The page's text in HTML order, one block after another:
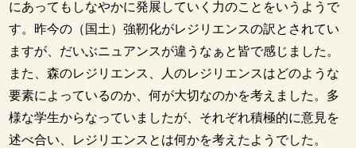
にあってもしなやかに発展していく力のことをいうようで
す。昨今の（国土）強靭化がレジリエンスの訳とされてい
ますが、だいぶニュアンスが違うなぁと皆で感じました。
また、森のレジリエンス、人のレジリエンスはどのような
要素によっているのか、何が大切なのかを考えました。多
様な学生からなっていましたが、それぞれ積極的に意見を
述べ合い、レジリエンスとは何かを考えたようでした。